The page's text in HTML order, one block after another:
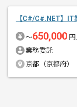
【C#/C#.NET】IT
〜650,000 円
業務委託
京都（京都府）